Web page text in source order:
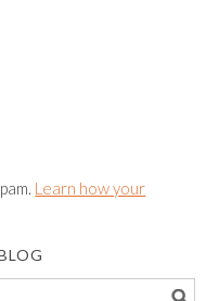
Learn how your